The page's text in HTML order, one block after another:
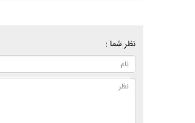
نظر شما :